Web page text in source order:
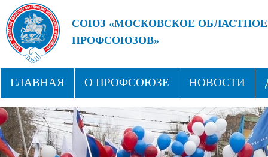
СОЮЗ «МОСКОВСКОЕ
ПРОФСОЮЗОВ»
ГЛАВНАЯ О ПРОФСОЮЗЕ НОВОСТИ
СТРУКТУРА ПРОФСОЮЗНЫЕ ЗДРАВНИЦЫ